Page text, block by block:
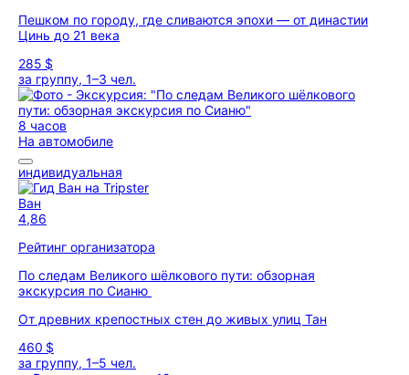
Пешком по городу, где сливаются эпохи — от династии
Цинь до 21 века
285 $
за группу, 1–3 чел.
8 часов
На автомобиле
индивидуальная
Ван
4,86
Рейтинг организатора
По следам Великого шёлкового пути: обзорная
экскурсия по Сианю
От древних крепостных стен до живых улиц Тан
460 $
за группу, 1–5 чел.